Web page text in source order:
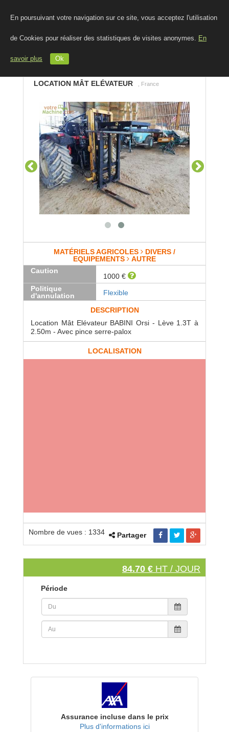
En poursuivant votre navigation sur ce site, vous acceptez l'utilisation
de Cookies pour réaliser des statistiques de visites anonymes. En
savoir plus Ok
LOCATION MÂT ELÉVATEUR , France
MATÉRIELS AGRICOLES
DIVERS /
EQUIPEMENTS
AUTRE
Caution
1000 €
Politique
d'annulation
Flexible
DESCRIPTION
Location Mât Elévateur BABINI Orsi - Lève 1.3T à
2.50m - Avec pince serre-palox
LOCALISATION
Nombre de vues : 1334 Partager
84.70 € HT / JOUR
Période
Assurance incluse dans le prix
Plus d'informations ici